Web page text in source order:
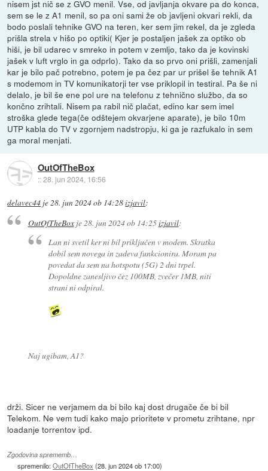
nisem jst nič se z GVO menil. Vse, od javljanja okvare pa do konca,
sem se le z A1 menil, so pa oni sami že ob javljeni okvari rekli, da
bodo poslali tehnike GVO na teren, ker sem jim rekel, da je zgleda
prišla strela v hišo po optiki( Kjer je postaljen jašek za optiko ob
hiši, je bil udarec v smreko in potem v zemljo, tako da je kovinski
jašek v luft vrglo in ga odprlo). Tako da so prvo oni prišli, zamenjali
kar je bilo pač potrebno, potem je pa čez par ur prišel še tehnik A1
s modemom in TV komunikatorji ter vse priklopil in testiral. Pa še ni
delalo, je bil še ene pol ure na telefonu z tehnično službo, da so
končno zrihtali. Nisem pa rabil nič plačat, edino kar sem imel
stroška glede tega(če odštejem okvarjene aparate), je bilo 10m
UTP kabla do TV v zgornjem nadstropju, ki ga je razfukalo in sem
ga moral menjati.
OutOfTheBox
::28. jun 2024, 16:56
delavec44 je28. jun 2024 ob 14:28izjavil:
OutOfTheBoxje 28. jun 2024 ob 14:25izjavil:
Lan ni svetil ker ni bil priključen v modem. Skratka
dobil sem novega in zadeva funkcionira. Moram pa
povedat da sem na hotspotu (5G) 2 dni trpel.
Dopoldne zanesljivo čez 100MB, zvečer 1MB, niti
strani ni odpiral.
Naj ugibam, A1?
drži. Sicer ne verjamem da bi bilo kaj dost drugače če bi bil
Telekom. Ne vem tudi kako majo prioritete v prometu zrihtane, npr
loadanje torrentov ipd.
Zgodovina sprememb…
spremenilo:OutOfTheBox (28. jun 2024 ob 17:00)